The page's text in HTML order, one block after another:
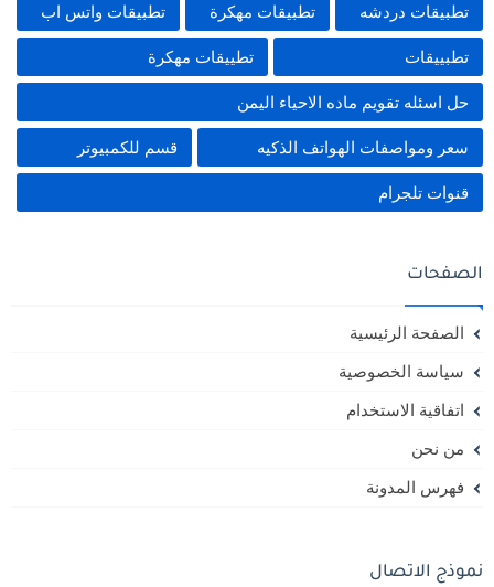
تطبيقات دردشه تطبيقات مهكرة تطبيقات واتس اب
تطبييقات تطييقات مهكرة
حل اسئله تقويم ماده الاحياء اليمن
سعر ومواصفات الهواتف الذكيه قسم للكمبيوتر
قنوات تلجرام
الصفحات
الصفحة الرئيسية
سياسة الخصوصية
اتفاقية الاستخدام
من نحن
فهرس المدونة
نموذج الاتصال